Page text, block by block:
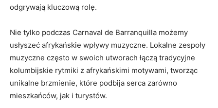
odgrywają kluczową ‌rolę.
Nie tylko podczas Carnaval de Barranquilla możemy
usłyszeć afrykańskie wpływy‍ muzyczne. Lokalne‍ zespoły
muzyczne ⁣często w swoich utworach łączą tradycyjne
kolumbijskie​ rytmiki z afrykańskimi ‌motywami, tworząc⁣
unikalne brzmienie, które‌ podbija⁣ serca ⁢zarówno ​
mieszkańców, jak i turystów.